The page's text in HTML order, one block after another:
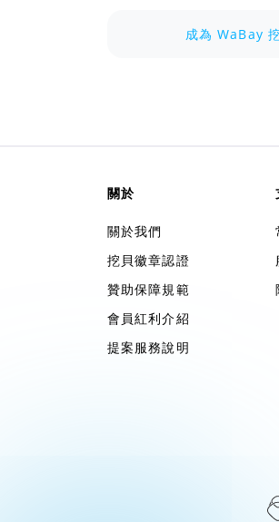
成為 WaBay
關於
關於我們
挖貝徽章認證
贊助保障規範
會員紅利介紹
提案服務說明